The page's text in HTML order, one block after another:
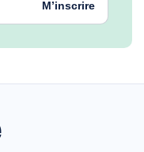
M’inscrire